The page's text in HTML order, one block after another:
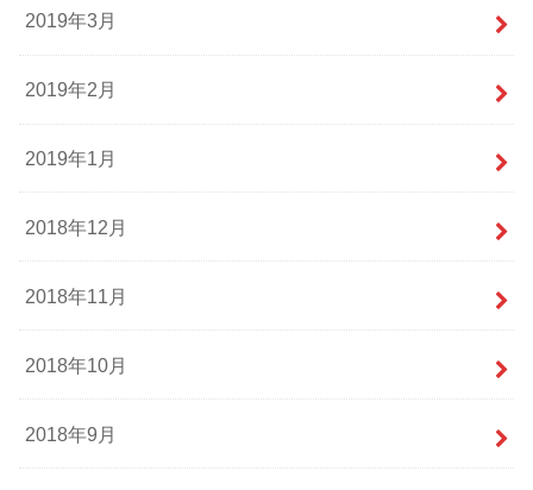
2019年3月
2019年2月
2019年1月
2018年12月
2018年11月
2018年10月
2018年9月